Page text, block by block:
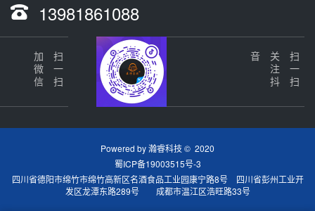
13981861088
扫一扫
加微信 扫一扫
关
注
抖
音
Powered by瀚睿科技© 2020
蜀ICP备19003515号-3
四川省德阳市绵竹市绵竹高新区名酒食品工业园康宁路8号 四川省彭州工业开
发区龙潭东路289号 成都市温江区浩旺路33号